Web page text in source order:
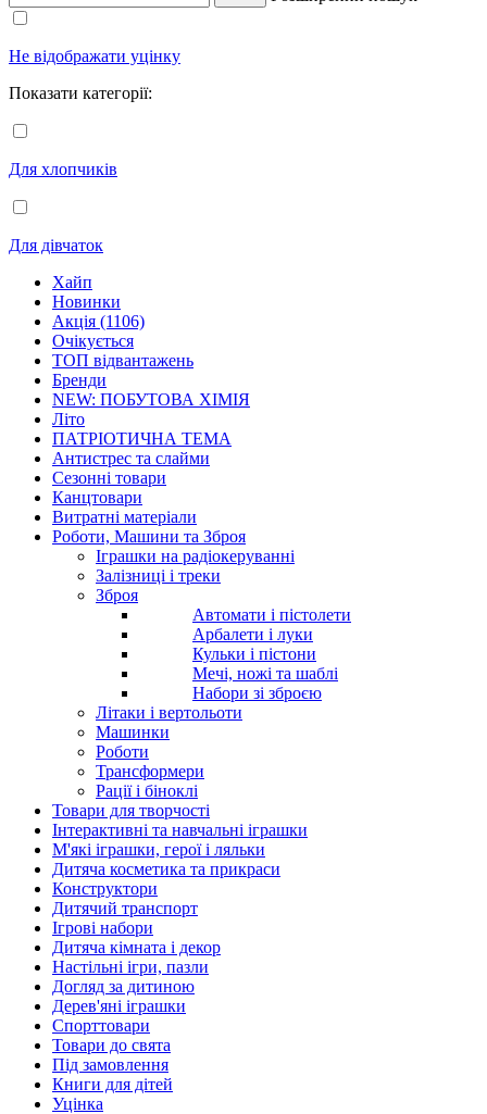
Не відображати уцінку
Показати категорії:
Для хлопчиків
Для дівчаток
Хайп
Новинки
Акція (1106)
Очікується
ТОП відвантажень
Бренди
NEW: ПОБУТОВА ХІМІЯ
Літо
ПАТРІОТИЧНА ТЕМА
Антистрес та слайми
Сезонні товари
Канцтовари
Витратні матеріали
Роботи, Машини та Зброя
Іграшки на радіокеруванні
Залізниці і треки
Зброя
Автомати і пістолети
Арбалети і луки
Кульки і пістони
Мечі, ножі та шаблі
Набори зі зброєю
Літаки і вертольоти
Машинки
Роботи
Трансформери
Рації і біноклі
Товари для творчості
Інтерактивні та навчальні іграшки
М'які іграшки, герої і ляльки
Дитяча косметика та прикраси
Конструктори
Дитячий транспорт
Ігрові набори
Дитяча кімната і декор
Настільні ігри, пазли
Догляд за дитиною
Дерев'яні іграшки
Спорттовари
Товари до свята
Під замовлення
Книги для дітей
Уцінка